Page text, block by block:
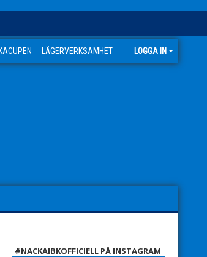
LÄGERVERKSAMHET LOGGA IN
#NACKAIBKOFFICIELL PÅ INSTAGRAM